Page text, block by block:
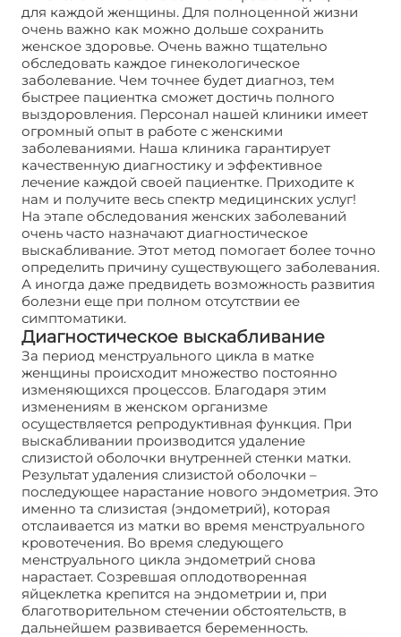
для каждой женщины. Для полноценной жизни
очень важно как можно дольше сохранить
женское здоровье. Очень важно тщательно
обследовать каждое гинекологическое
заболевание. Чем точнее будет диагноз, тем
быстрее пациентка сможет достичь полного
выздоровления. Персонал нашей клиники имеет
огромный опыт в работе с женскими
заболеваниями. Наша клиника гарантирует
качественную диагностику и эффективное
лечение каждой своей пациентке. Приходите к
нам и получите весь спектр медицинских услуг!
На этапе обследования женских заболеваний
очень часто назначают диагностическое
выскабливание. Этот метод помогает более точно
определить причину существующего заболевания.
А иногда даже предвидеть возможность развития
болезни еще при полном отсутствии ее
симптоматики.
Диагностическое выскабливание
За период менструального цикла в матке
женщины происходит множество постоянно
изменяющихся процессов. Благодаря этим
изменениям в женском организме
осуществляется репродуктивная функция. При
выскабливании производится удаление
слизистой оболочки внутренней стенки матки.
Результат удаления слизистой оболочки –
последующее нарастание нового эндометрия. Это
именно та слизистая (эндометрий), которая
отслаивается из матки во время менструального
кровотечения. Во время следующего
менструального цикла эндометрий снова
нарастает. Созревшая оплодотворенная
яйцеклетка крепится на эндометрии и, при
благотворительном стечении обстоятельств, в
дальнейшем развивается беременность.